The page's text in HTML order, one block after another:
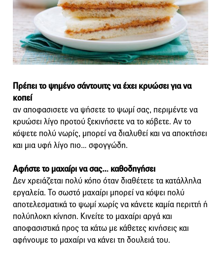
Πρέπει το ψημένο σάντουιτς να έχει κρυώσει για να
κοπεί
αν αποφασισετε να ψήσετε το ψωμί σας, περιμέντε να
κρυώσει λίγο προτού ξεκινήσετε να το κόβετε. Αν το
κόψετε πολύ νωρίς, μπορεί να διαλυθεί και να αποκτήσει
και μια υφή λίγο πιο… σφογγώδη.
Αφήστε το μαχαίρι να σας… καθοδηγήσει
Δεν χρειάζεται πολύ κόπο όταν διαθέτετε τα κατάλληλα
εργαλεία. Το σωστό μαχαίρι μπορεί να κόψει πολύ
αποτελεσματικά το ψωμί χωρίς να κάνετε καμία περιττή ή
πολύπλοκη κίνηση. Κινείτε το μαχαίρι αργά και
αποφασιστικά προς τα κάτω με κάθετες κινήσεις και
αφήνουμε το μαχαίρι να κάνει τη δουλειά του.